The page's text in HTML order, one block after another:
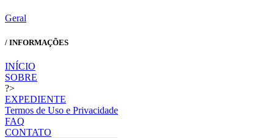
Geral
/ INFORMAÇÕES
INÍCIO
SOBRE
?>
EXPEDIENTE
Termos de Uso e Privacidade
FAQ
CONTATO